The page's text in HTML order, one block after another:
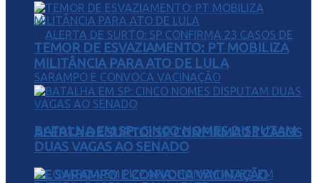
ALERTA DE SURTO: SP CONFIRMA 23 CASOS
DE SARAMPO E CONVOCA VACINAÇÃO
TEMOR DE ESVAZIAMENTO: PT MOBILIZA
MILITÂNCIA PARA ATO DE LULA
BATALHA EM SP: CINCO NOMES DISPUTAM
DUAS VAGAS AO SENADO